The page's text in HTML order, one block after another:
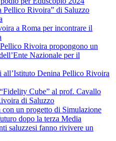
Pellico Rivoira” di Saluzzo
a Roma per incontrare il
Rivoira propongono un
Nazionale per il
Denina Pellico Rivoira
Cube” al prof. Cavallo
di Saluzzo
con un progetto di Simulazione
dopo la terza Media
saluzzesi fanno rivivere un